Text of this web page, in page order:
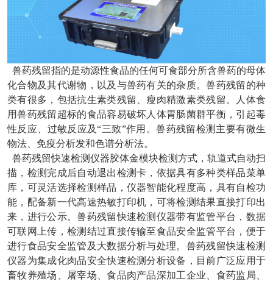
兽药残留指的是动源性食品的任何可食部分所含兽药的母体
化合物及其代谢物，以及与兽药有关的杂质。兽药残留的种
类有很多，包括抗生素类残留、瘦肉精激素类残留。人体食
用兽药残留超标的食品容易破坏人体胃肠菌群平衡，引起毒
性反应、过敏反应及“三致”作用。兽药残留检测主要有微生
物法、免疫分析发和色谱分析法。
兽药残留快速检测仪器胶体金模块检测方式，轨道式自动扫
描，检测完成后自动退出检测卡，依据具有多种类样品菜单
库，可灵活选择检测样品，仪器智能化程度高，具有自检功
能，配备新一代高速热敏打印机，可将检测结果直接打印出
来，进行公示。兽药残留快速检测仪器带有监管平台，数据
可联网上传，检测结过直接传输至食品安全监管平台，便于
进行食品安全监管及大数据分析与处理。兽药残留快速检测
仪器为集成化肉品安全快速检测分析设备，目前广泛应用于
畜牧养殖场、屠宰场、食品肉产品深加工企业、食药监局、